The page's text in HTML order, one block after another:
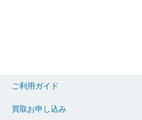
ご利用ガイド
買取お申し込み